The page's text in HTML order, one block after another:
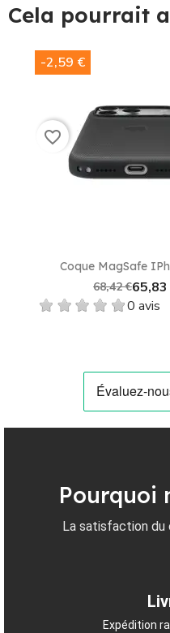
Cela pourrait
Coque MagSafe
68,42 €
0 avis
-2,59 €
favorite_border
Pourquoi
La satisfaction
Expédition